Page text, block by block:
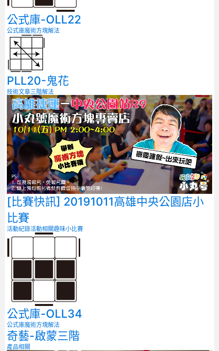
公式庫-OLL22
公式庫魔術方塊解法
PLL20-鬼花
技術文章三階解法
[比賽快訊] 20191011高雄中央公園店小
比賽
活動紀錄活動相關趣味小比賽
公式庫-OLL34
公式庫魔術方塊解法
奇藝-啟蒙三階
產品相關